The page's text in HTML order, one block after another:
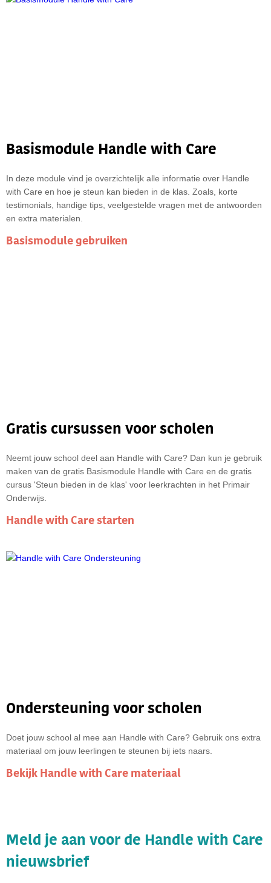
Basismodule Handle with Care
In deze module vind je overzichtelijk alle informatie over Handle
with Care en hoe je steun kan bieden in de klas. Zoals, korte
testimonials, handige tips, veelgestelde vragen met de antwoorden
en extra materialen.
Basismodule gebruiken
Gratis cursussen voor scholen
Neemt jouw school deel aan Handle with Care? Dan kun je gebruik
maken van de gratis Basismodule Handle with Care en de gratis
cursus 'Steun bieden in de klas' voor leerkrachten in het Primair
Onderwijs.
Handle with Care starten
Ondersteuning voor scholen
Doet jouw school al mee aan Handle with Care? Gebruik ons extra
materiaal om jouw leerlingen te steunen bij iets naars.
Bekijk Handle with Care materiaal
Meld je aan voor de Handle with Care
nieuwsbrief